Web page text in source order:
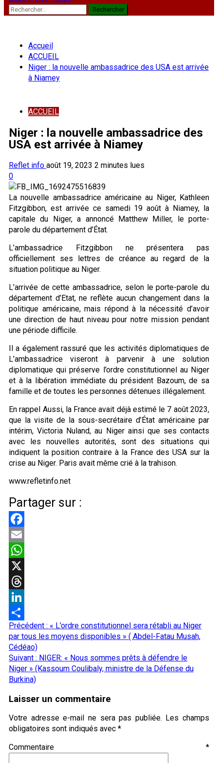
Rechercher :
Accueil
ACCUEIL
Niger : la nouvelle ambassadrice des USA est arrivée
à Niamey
ACCUEIL
Niger : la nouvelle ambassadrice des
USA est arrivée à Niamey
Reflet info août 19, 2023 2 minutes lues
0
La nouvelle ambassadrice américaine au Niger, Kathleen
Fitzgibbon, est arrivée ce samedi 19 août à Niamey, la
capitale du Niger, a annoncé Matthew Miller, le porte-
parole du département d’État.
L’ambassadrice Fitzgibbon ne présentera pas
officiellement ses lettres de créance au regard de la
situation politique au Niger.
L’arrivée de cette ambassadrice, selon le porte-parole du
département d’Etat, ne reflète aucun changement dans la
politique américaine, mais répond à la nécessité d’avoir
une direction de haut niveau pour notre mission pendant
une période difficile.
Il a également rassuré que les activités diplomatiques de
L’ambassadrice viseront à parvenir à une solution
diplomatique qui préserve l’ordre constitutionnel au Niger
et à la libération immédiate du président Bazoum, de sa
famille et de toutes les personnes détenues illégalement.
En rappel Aussi, la France avait déjà estimé le 7 août 2023,
que la visite de la sous-secrétaire d’État américaine par
intérim, Victoria Nuland, au Niger ainsi que ses contacts
avec les nouvelles autorités, sont des situations qui
indiquent la position contraire à la France des USA sur la
crise au Niger. Paris avait même crié à la trahison.
www.refletinfo.net
Partager sur :
Facebook
Email
WhatsApp
X
Threads
LinkedIn
Partager
Navigation
d’article
Précédent : « L’ordre constitutionnel sera rétabli au Niger
par tous les moyens disponibles » ( Abdel-Fatau Musah,
Cédéao)
Suivant : NIGER: « Nous sommes prêts à défendre le
Niger » (Kassoum Coulibaly, ministre de la Défense du
Burkina)
Laisser un commentaire
Votre adresse e-mail ne sera pas publiée. Les champs
obligatoires sont indiqués avec *
Commentaire *